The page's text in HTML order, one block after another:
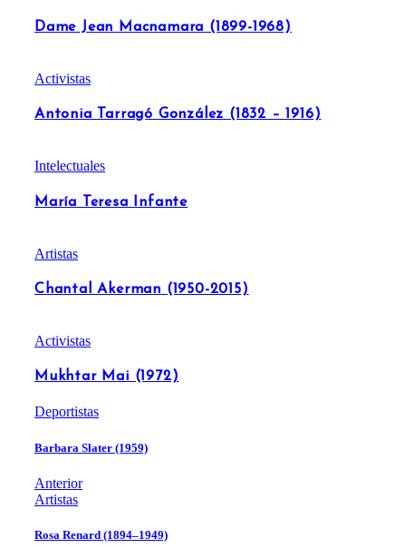
Dame Jean Macnamara (1899-1968)
Activistas
Antonia Tarragó González (1832 – 1916)
Intelectuales
María Teresa Infante
Artistas
Chantal Akerman (1950-2015)
Activistas
Mukhtar Mai (1972)
Deportistas
Barbara Slater (1959)
Anterior
Artistas
Rosa Renard (1894–1949)